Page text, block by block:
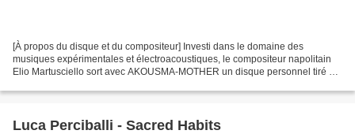
[À propos du disque et du compositeur] Investi dans le domaine des
musiques expérimentales et électroacoustiques, le compositeur napolitain
Elio Martusciello sort avec AKOUSMA-MOTHER un disque personnel tiré de
Luca Perciballi - Sacred Habits